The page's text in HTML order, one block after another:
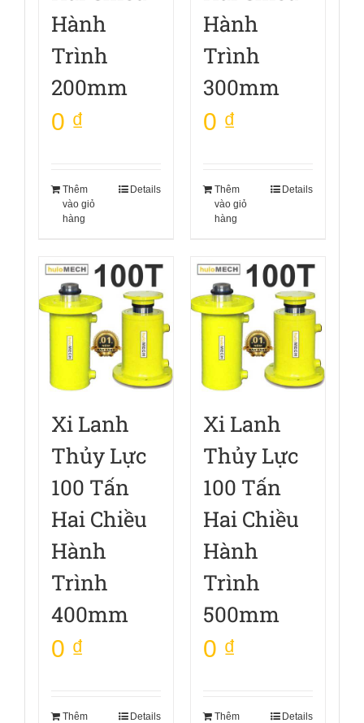
Hành
Trình
200mm
0 ₫
Thêm
vào giỏ
hàng
Details
Hành
Trình
300mm
0 ₫
Thêm
vào giỏ
hàng
Details
Xi Lanh
Thủy Lực
100 Tấn
Hai Chiều
Hành
Trình
400mm
0 ₫
Thêm
Details
Xi Lanh
Thủy Lực
100 Tấn
Hai Chiều
Hành
Trình
500mm
0 ₫
Thêm
Details